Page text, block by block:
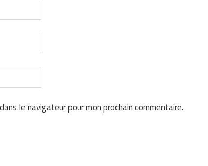
le navigateur pour mon prochain commentaire.